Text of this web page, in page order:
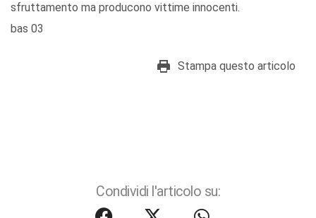
sfruttamento ma producono vittime innocenti.
bas 03
Stampa questo articolo
Condividi l'articolo su: